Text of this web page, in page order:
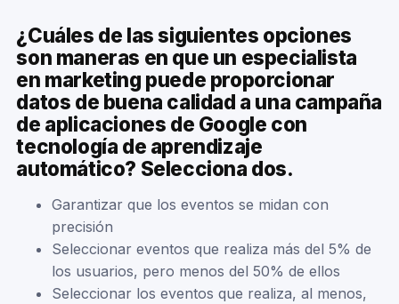
¿Cuáles de las siguientes opciones
son maneras en que un especialista
en marketing puede proporcionar
datos de buena calidad a una campaña
de aplicaciones de Google con
tecnología de aprendizaje
automático? Selecciona dos.
Garantizar que los eventos se midan con
precisión
Seleccionar eventos que realiza más del 5% de
los usuarios, pero menos del 50% de ellos
Seleccionar los eventos que realiza, al menos,